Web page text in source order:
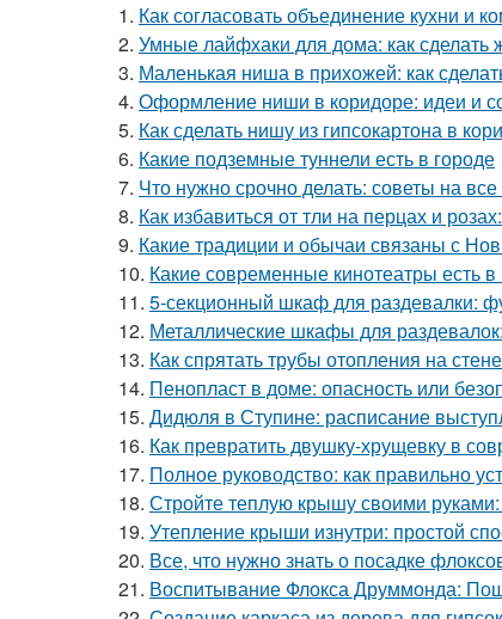
1. Как согласовать объединение кухни и
2. Умные лайфхаки для дома: как сделать
3. Маленькая ниша в прихожей: как
4. Оформление ниши в коридоре: идеи и
5. Как сделать нишу из гипсокартона в
6. Какие подземные туннели есть в городе
7. Что нужно срочно делать: советы на
8. Как избавиться от тли на перцах и
9. Какие традиции и обычаи связаны с
10. Какие современные кинотеатры есть в
11. 5-секционный шкаф для раздевалки:
12. Металлические шкафы для
13. Как спрятать трубы отопления на
14. Пенопласт в доме: опасность или
15. Дидюля в Ступине: расписание
16. Как превратить двушку-хрущевку в
17. Полное руководство: как правильно
18. Стройте теплую крышу своими
19. Утепление крыши изнутри: простой
20. Все, что нужно знать о посадке
21. Воспитывание Флокса Друммонда: